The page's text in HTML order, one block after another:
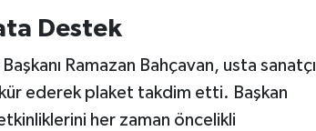
Destek
Ramazan Bahçavan, usta sanatçı
ederek plaket takdim etti. Başkan
her zaman öncelikli